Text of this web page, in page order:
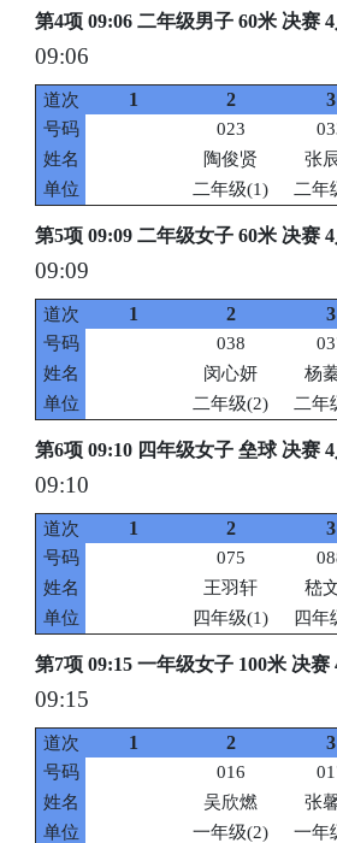
第4项 09:06 二年级男子 60米 决赛
09:06
道次 1 2 3
号码 023
姓名
陶俊贤 张
单位
二年级(1) 二年
第5项 09:09 二年级女子 60米 决赛
09:09
道次 1 2 3
号码 038
姓名
闵心妍 杨
单位
二年级(2) 二年
第6项 09:10 四年级女子 垒球 决赛
09:10
道次 1 2 3
号码 075
姓名
王羽轩 嵇
单位
四年级(1) 四年
第7项 09:15 一年级女子 100米 决赛
09:15
道次 1 2 3
号码 016
姓名
吴欣燃 张
单位
一年级(2) 一年